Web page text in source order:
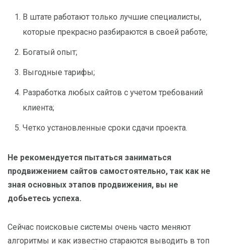
В штате работают только лучшие специалисты,
которые прекрасно разбираются в своей работе;
Богатый опыт;
Выгодные тарифы;
Разработка любых сайтов с учетом требований
клиента;
Четко установленные сроки сдачи проекта.
Не рекомендуется пытаться заниматься
продвижением сайтов самостоятельно, так как не
зная основных этапов продвижения, вы не
добьетесь успеха.
Сейчас поисковые системы очень часто меняют
алгоритмы и как известно стараются выводить в топ